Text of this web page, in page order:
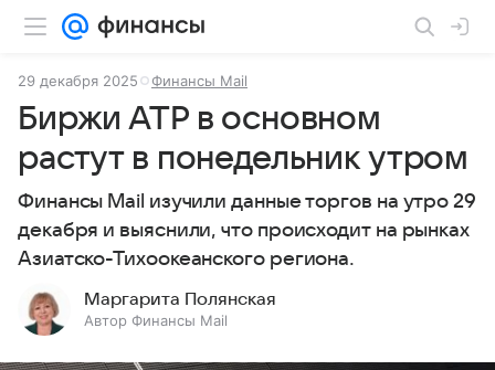
29 декабря 2025 Финансы Mail
Биржи АТР в основном
растут в понедельник утром
Финансы Mail изучили данные торгов на утро 29
декабря и выяснили, что происходит на рынках
Азиатско-Тихоокеанского региона.
Маргарита Полянская
Автор Финансы Mail